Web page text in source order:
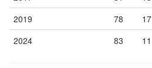
2019
78 17
2024
83 11